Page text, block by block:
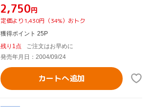
¥2,750円
定価より1,430円（34%）おトク
獲得ポイント 25P
残り1点
ご注文はお早めに
発売年月日：2004/09/24
カートへ追加